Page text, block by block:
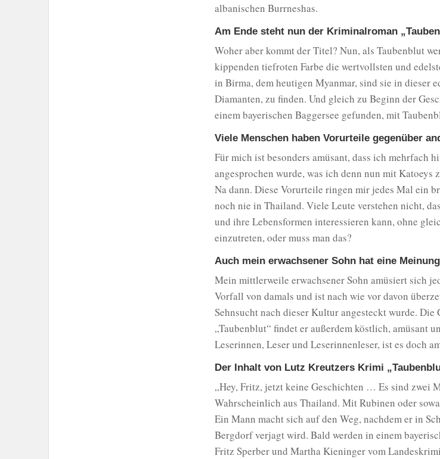
albanischen Burrneshas.
Am Ende steht nun der Kriminalroman
Woher aber kommt der Titel? Nun, als Taubenblut
kippenden tiefroten Farbe die wertvollsten und
in Birma, dem heutigen Myanmar, sind sie in dieser
Diamanten, zu finden. Und gleich zu Beginn der
einem bayerischen Baggersee gefunden, mit
Viele Menschen haben Vorurteile gegenüber
Für mich ist besonders amüsant, dass ich mehrfach
angesprochen wurde, was ich denn nun mit
Na dann. Diese Vorurteile ringen mir jedes Mal ein
noch nie in Thailand. Viele Leute verstehen nicht,
und ihre Lebensformen interessieren kann, ohne
einzutreten, oder muss man das?
Auch mein erwachsener Sohn hat eine
Mein mittlerweile erwachsener Sohn amüsiert sich
Vorfall von damals und ist nach wie vor davon
Sehnsucht nach dieser Kultur angesteckt wurde.
„Taubenblut“ findet er außerdem köstlich, amüsant
Leserinnen, Leser und Leserinnenleser, ist es doch
Der Inhalt von Lutz Kreutzers Krimi
„Hey, Fritz, jetzt keine Geschichten … Es sind zwei
Wahrscheinlich aus Thailand. Mit Rubinen oder
Ein Mann macht sich auf den Weg, nachdem er in
Bergdorf verjagt wird. Bald werden in einem
Fritz Sperber und Martha Kieninger vom